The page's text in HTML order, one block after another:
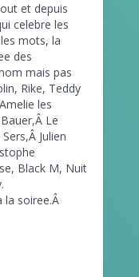
et depuis
celebre les
mots, la
des
mais pas
Rike, Teddy
les
Le
Julien
Black M, Nuit
la soiree.Â